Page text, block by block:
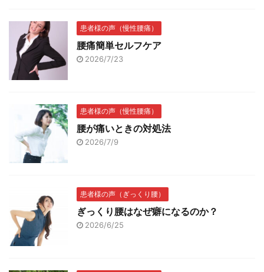
患者様の声（慢性腰痛）
腰痛簡単セルフケア
2026/7/23
患者様の声（慢性腰痛）
腰が痛いときの対処法
2026/7/9
患者様の声（ぎっくり腰）
ぎっくり腰はなぜ癖になるのか？
2026/6/25